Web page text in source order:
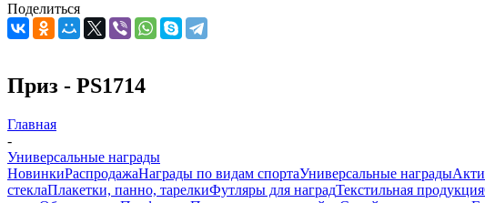
Поделиться
Приз - PS1714
Главная
-
Универсальные награды
НовинкиРаспродажаНаграды по видам спортаУниверсальные награды
стеклаПлакетки, панно, тарелкиФутляры для наградТекстильная продукция